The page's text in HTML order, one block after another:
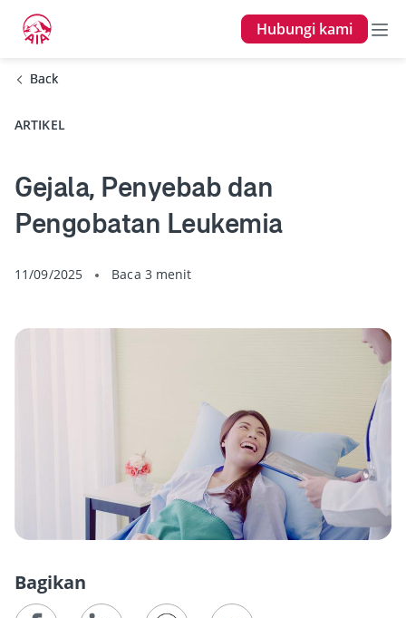
Hubungi kami
Back
Back
ARTIKEL
Gejala, Penyebab dan
Pengobatan Leukemia
11/09/2025 Baca 3 menit
Bagikan